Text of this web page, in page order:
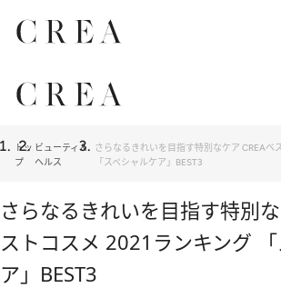
トッ
プ
ビューティ＆
ヘルス
さらなるきれいを目指す特別なケア CREAベ
「スペシャルケア」BEST3
さらなるきれいを目指す特別
ストコスメ 2021ランキング
ア」BEST3